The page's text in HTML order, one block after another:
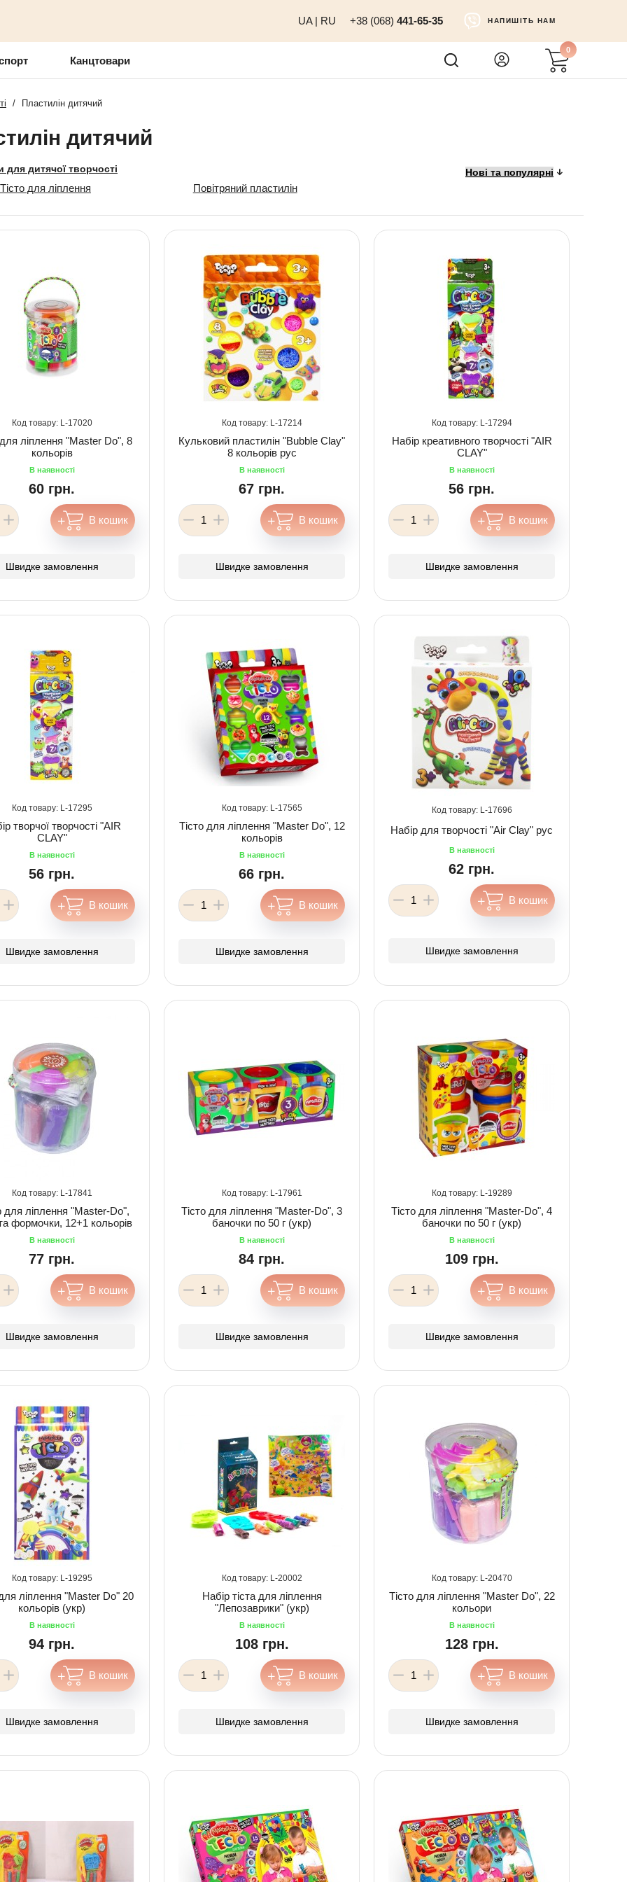
UA| RU +38 (068) 441-65-35 НАПИШІТЬ НАМ
Канцтовари
0
/ Пластилін дитячий
дитячий
для дитячої творчості
Тісто для ліплення Повітряний пластилін
17020
ліплення "Master Do", 8
кольорів
60 грн.
Швидке замовлення
17214
Кульковий пластилін "Bubble Clay"
8 кольорів рус
67 грн.
Швидке замовлення
17294
Набір креативного творчості "AIR
CLAY"
56 грн.
Швидке замовлення
17295
творчої творчості "AIR
CLAY"
56 грн.
Швидке замовлення
17565
Тісто для ліплення "Master Do", 12
кольорів
66 грн.
Швидке замовлення
17696
Набір для творчості "Air Clay" рус
62 грн.
Швидке замовлення
17841
для ліплення "Master-Do",
формочки, 12+1 кольорів
77 грн.
Швидке замовлення
17961
Тісто для ліплення "Master-Do", 3
баночки по 50 г (укр)
84 грн.
Швидке замовлення
19289
Тісто для ліплення "Master-Do", 4
баночки по 50 г (укр)
109 грн.
Швидке замовлення
19295
ліплення "Master Do" 20
кольорів (укр)
94 грн.
Швидке замовлення
20002
Набір тіста для ліплення
"Лепозаврики" (укр)
108 грн.
Швидке замовлення
20470
Тісто для ліплення "Master Do", 22
кольори
128 грн.
Швидке замовлення